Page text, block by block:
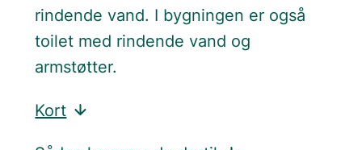
rindende vand. I bygningen er også
toilet med rindende vand og
armstøtter.
Kort